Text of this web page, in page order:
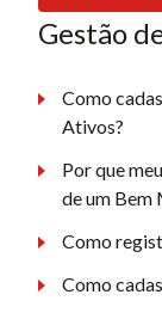
Gestão
Como
Ativos?
Por que
de um Bem
Como
Como